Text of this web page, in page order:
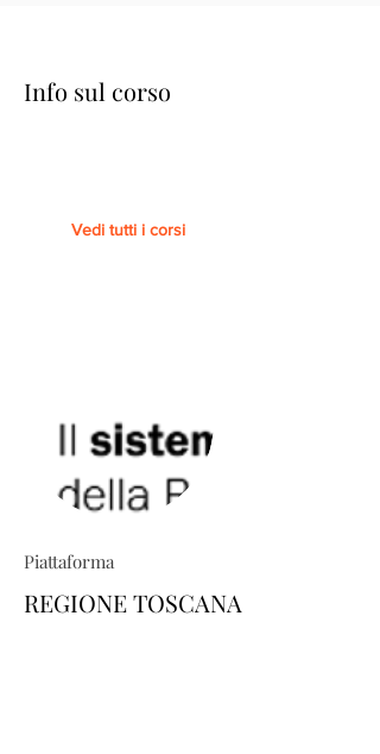
Info sul corso
Vedi tutti i corsi
Piattaforma
REGIONE TOSCANA